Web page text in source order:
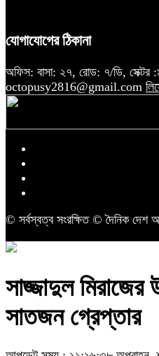
যোগাযোগের ঠিকানা
অফিস: বাসা: ২৭, রোড: ৭/ডি,
octopusy2816@gmail.com
© সর্বস্বত্ব সংরক্ষিত © দৈনিক দেশ
সাজ্জাদুল মিরাজের
সাতজন গ্রেপ্তার